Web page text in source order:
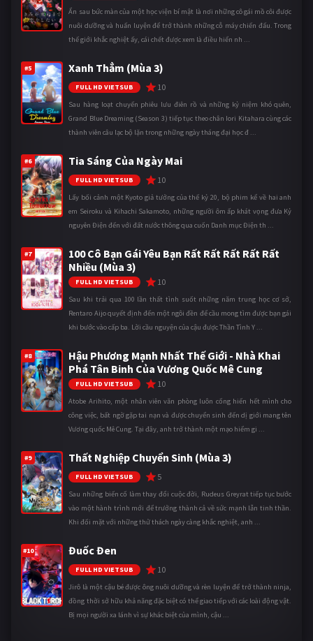
Ẩn sau bức màn của một học viện bí mật là nơi những cô gái mồ côi được
nuôi dưỡng và huấn luyện để trở thành những cỗ máy chiến đấu. Trong
thế giới khắc nghiệt ấy, cái chết được xem là điều hiển nh ...
#5 Xanh Thẳm (Mùa 3)
FULL HD VIETSUB 10
Sau hàng loạt chuyến phiêu lưu điên rồ và những kỷ niệm khó quên,
Grand Blue Dreaming (Season 3) tiếp tục theo chân Iori Kitahara cùng các
thành viên câu lạc bộ lặn trong những ngày tháng đại học đ ...
#6 Tia Sáng Của Ngày Mai
FULL HD VIETSUB 10
Lấy bối cảnh một Kyoto giả tưởng của thế kỷ 20, bộ phim kể về hai anh
em Seiroku và Kihachi Sakamoto, những người ôm ấp khát vọng đưa Kỷ
nguyên Điện đến với đất nước thông qua cuốn Danh mục Điện th ...
#7
100 Cô Bạn Gái Yêu Bạn Rất Rất Rất Rất Rất
Nhiều (Mùa 3)
FULL HD VIETSUB 10
Sau khi trải qua 100 lần thất tình suốt những năm trung học cơ sở,
Rentaro Aijo quyết định đến một ngôi đền để cầu mong tìm được bạn gái
khi bước vào cấp ba. Lời cầu nguyện của cậu được Thần Tình Y ...
#8
Hậu Phương Mạnh Nhất Thế Giới - Nhà Khai
Phá Tân Binh Của Vương Quốc Mê Cung
FULL HD VIETSUB 10
Atobe Arihito, một nhân viên văn phòng luôn cống hiến hết mình cho
công việc, bất ngờ gặp tai nạn và được chuyển sinh đến dị giới mang tên
Vương quốc Mê Cung. Tại đây, anh trở thành một mạo hiểm gi ...
#9 Thất Nghiệp Chuyển Sinh (Mùa 3)
FULL HD VIETSUB 5
Sau những biến cố làm thay đổi cuộc đời, Rudeus Greyrat tiếp tục bước
vào một hành trình mới để trưởng thành cả về sức mạnh lẫn tinh thần.
Khi đối mặt với những thử thách ngày càng khắc nghiệt, anh ...
#10 Đuốc Đen
FULL HD VIETSUB 10
Jirô là một cậu bé được ông nuôi dưỡng và rèn luyện để trở thành ninja,
đồng thời sở hữu khả năng đặc biệt có thể giao tiếp với các loài động vật.
Bị mọi người xa lánh vì sự khác biệt của mình, cậu ...